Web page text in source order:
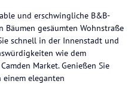
und erschwingliche B&B-
gesäumten Wohnstraße
schnell in der Innenstadt und
wie dem
Market. Genießen Sie
eleganten